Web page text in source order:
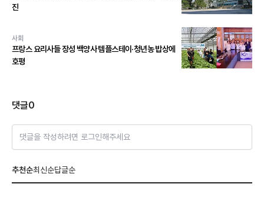
진
사회
프랑스 요리사들 장성 백양사 템플스테이·청년농 밥상에
호평
댓글0
댓글을 작성하려면 로그인해주세요
추천순최신순답글순